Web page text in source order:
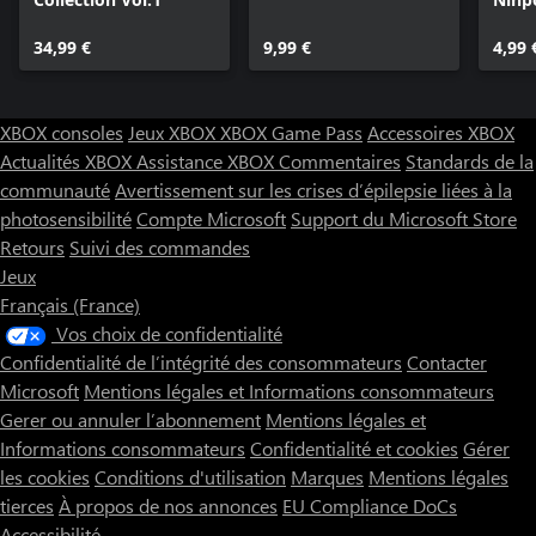
Le mode écran vertical est jouable même en orientation paysage.
Décidez de votre style !
SCORE ATTACK :
Ce mode a une difficulté et un nombre de vies définis. Destiné
uniquement aux joueurs chevronnés !
Publiez vos meilleurs scores pour vous mesurer à des joueurs du
monde entier !
Les classements en ligne peuvent être consultés depuis le menu
des options.
34,99 € 9,99 € 4,99
XBOX consoles Jeux XBOXXBOX Game Pass Accessoires XBOX
Actualités XBOXAssistance XBOXCommentaires Standards de la
communautéAvertissement sur les crises d’épilepsie liées à la
photosensibilitéCompte Microsoft Support du Microsoft Store
Retours Suivi des commandes
Jeux
Français (France)
Vos choix de confidentialité
Confidentialité de l’intégrité des consommateurs Contacter
Microsoft Mentions légales et Informations consommateurs
Gerer ou annuler l’abonnement Mentions légales et
Informations consommateurs Confidentialité et cookies Gérer
les cookies Conditions d'utilisation Marques Mentions légales
tierces À propos de nos annonces EU Compliance DoCs